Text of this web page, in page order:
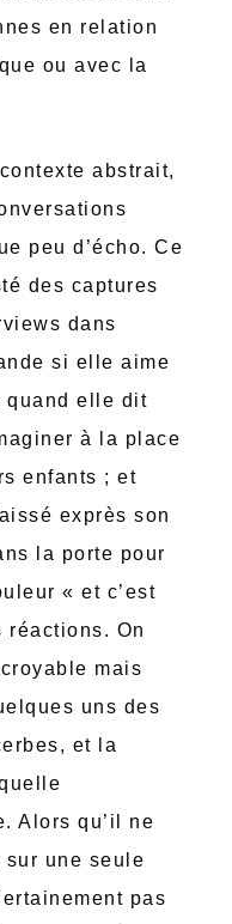
en relation
ou avec la
abstrait,
peu d’écho. Ce
des captures
dans
si elle aime
quand elle dit
à la place
enfants ; et
exprès son
la porte pour
« et c’est
réactions. On
mais
uns des
et la
Alors qu’il ne
sur une seule
pas